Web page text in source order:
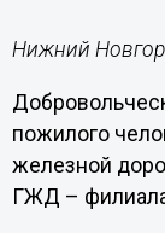
Нижний
пожилого
железной
ГЖД –